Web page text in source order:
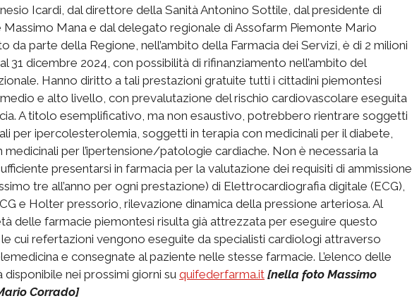
Icardi, dal direttore della Sanità Antonino Sottile, dal presidente di
Mana e dal delegato regionale di Assofarm Piemonte Mario
da parte della Regione, nell’ambito della Farmacia dei Servizi, è di 2 milioni
31 dicembre 2024, con possibilità di rifinanziamento nell’ambito del
Hanno diritto a tali prestazioni gratuite tutti i cittadini piemontesi
e alto livello, con prevalutazione del rischio cardiovascolare eseguita
A titolo esemplificativo, ma non esaustivo, potrebbero rientrare soggetti
per ipercolesterolemia, soggetti in terapia con medicinali per il diabete,
per l’ipertensione/patologie cardiache. Non è necessaria la
presentarsi in farmacia per la valutazione dei requisiti di ammissione
tre all’anno per ogni prestazione) di Elettrocardiografia digitale (ECG),
e Holter pressorio, rilevazione dinamica della pressione arteriosa. Al
delle farmacie piemontesi risulta già attrezzata per eseguire questo
cui refertazioni vengono eseguite da specialisti cardiologi attraverso
e consegnate al paziente nelle stesse farmacie. L’elenco delle
nei prossimi giorni su quifederfarma.it [nella foto Massimo
Corrado]